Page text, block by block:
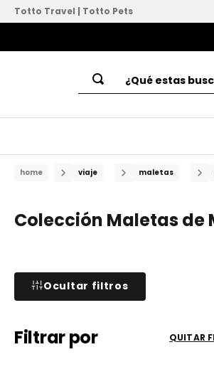
Totto Travel | Totto Pets
¿Qué estas buscando?
viaje maletas
Colección Maletas de
Ocultar filtros
Filtrar por QUITAR
2.
lonchera
cartucheras
5 .
totto
7.
8.
mochila ruedas